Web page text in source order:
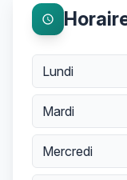
schedule
Lundi
Mardi
Mercredi